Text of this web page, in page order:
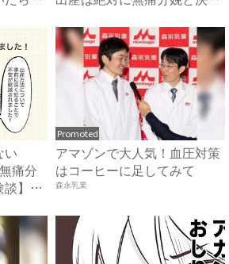
い
痛分
】｜
Promoted
アマゾンで大人気！血圧対策
はコーヒーに足してみて
森永乳業